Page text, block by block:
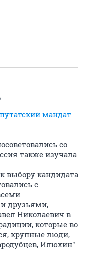
мандат
со
также изучала
выбору кандидата
с
друзьями,
Николаевич в
которые во
крупные люди,
Илюхин"